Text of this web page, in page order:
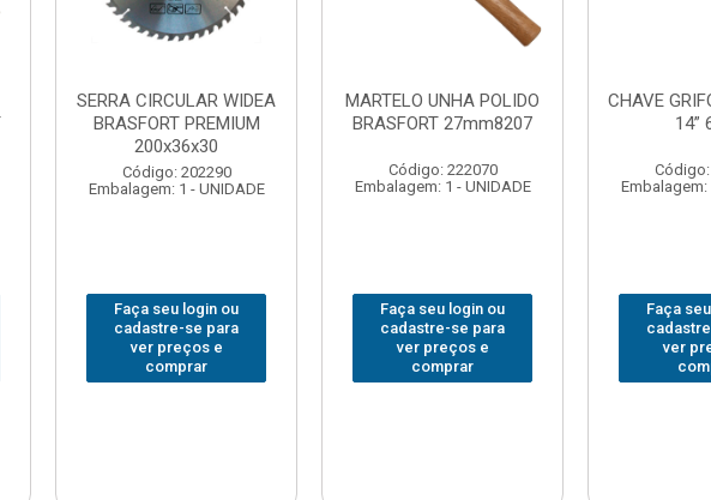
MARTELO UNHA POLIDO
BRASFORT 27mm8207
Código: 222070
Embalagem: 1 - UNIDADE
Faça seu login ou
cadastre-se para
ver preços e
comprar
CHAVE GRIFO BRASFORT
14” 6012
Código: 231967
Embalagem: 1 - UNIDADE
Faça seu login ou
cadastre-se para
ver preços e
comprar
Embalagem:
Faça
ver